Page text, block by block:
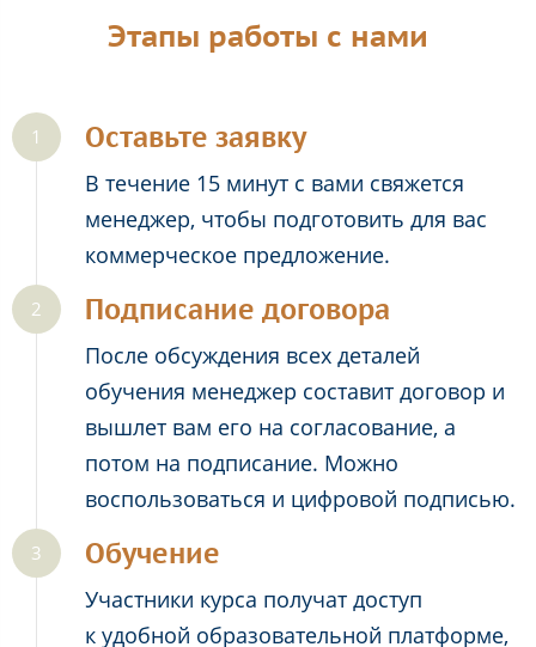
Этапы работы с нами
Оставьте заявку
В течение 15 минут с вами свяжется
менеджер, чтобы подготовить для вас
коммерческое предложение.
Подписание договора
После обсуждения всех деталей
обучения менеджер составит договор и
вышлет вам его на согласование, а
потом на подписание. Можно
воспользоваться и цифровой подписью.
Обучение
Участники курса получат доступ
к удобной образовательной платформе,